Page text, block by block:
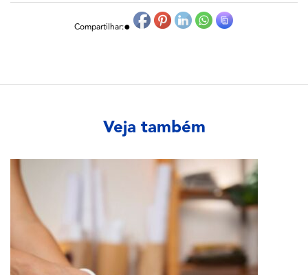
Compartilhar:●
Veja também